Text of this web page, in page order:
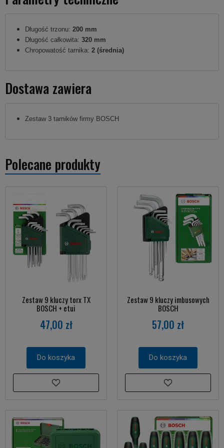
Długość trzonu: 200 mm
Długość całkowita: 320 mm
Chropowatość tarnika: 2 (średnia)
Dostawa zawiera
Zestaw 3 tarników firmy BOSCH
Polecane produkty
Zestaw 9 kluczy torx TX
BOSCH + etui
47,00 zł
Do koszyka
Zestaw 9 kluczy imbusowych
BOSCH
57,00 zł
Do koszyka